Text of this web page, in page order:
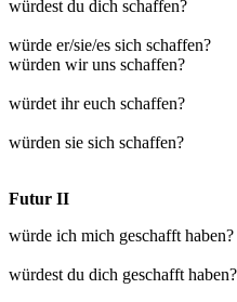
würdest du dich schaffen?
würde er/sie/es sich schaffen?
würden wir uns schaffen?
würdet ihr euch schaffen?
würden sie sich schaffen?
Futur II
würde ich mich geschafft haben?
würdest du dich geschafft haben?